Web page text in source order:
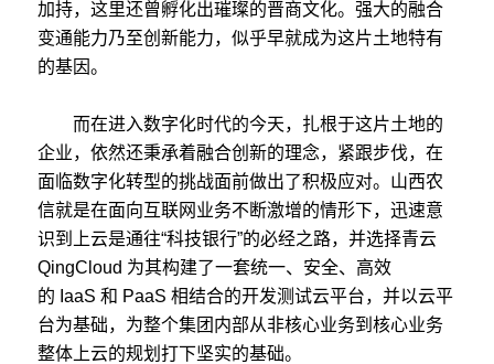
加持，这里还曾孵化出璀璨的晋商文化。强大的融合
变通能力乃至创新能力，似乎早就成为这片土地特有
的基因。
而在进入数字化时代的今天，扎根于这片土地的
企业，依然还秉承着融合创新的理念，紧跟步伐，在
面临数字化转型的挑战面前做出了积极应对。山西农
信就是在面向互联网业务不断激增的情形下，迅速意
识到上云是通往“科技银行”的必经之路，并选择青云
QingCloud 为其构建了一套统一、安全、高效
的 IaaS和 PaaS相结合的开发测试云平台，并以云平
台为基础，为整个集团内部从非核心业务到核心业务
整体上云的规划打下坚实的基础。